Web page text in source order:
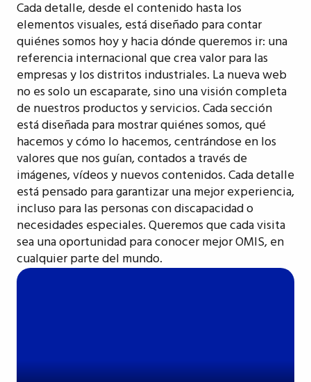
Cada detalle, desde el contenido hasta los
elementos visuales, está diseñado para contar
quiénes somos hoy y hacia dónde queremos ir: una
referencia internacional que crea valor para las
empresas y los distritos industriales. La nueva web
no es solo un escaparate, sino una visión completa
de nuestros productos y servicios. Cada sección
está diseñada para mostrar quiénes somos, qué
hacemos y cómo lo hacemos, centrándose en los
valores que nos guían, contados a través de
imágenes, vídeos y nuevos contenidos. Cada detalle
está pensado para garantizar una mejor experiencia,
incluso para las personas con discapacidad o
necesidades especiales. Queremos que cada visita
sea una oportunidad para conocer mejor OMIS, en
cualquier parte del mundo.